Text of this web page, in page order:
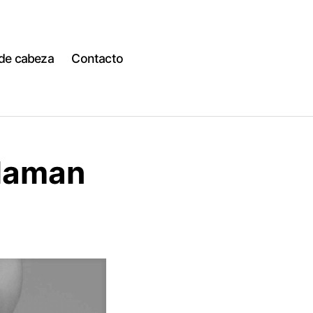
cabeza Contacto